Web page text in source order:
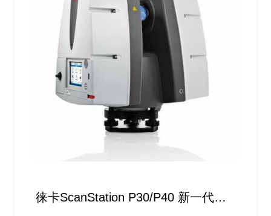
徕卡ScanStation P30/P40 新一代超